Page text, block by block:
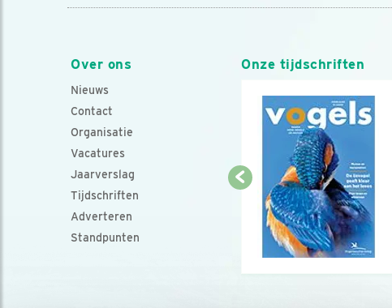
Over ons
Nieuws
Contact
Organisatie
Vacatures
Jaarverslag
Tijdschriften
Adverteren
Standpunten
Onze tijdschriften